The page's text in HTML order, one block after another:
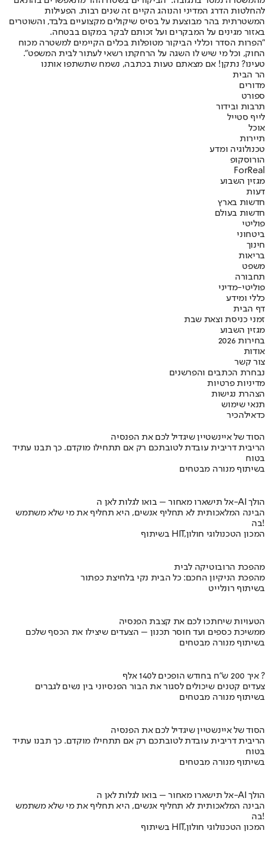
להחלטות הדרג המדיני והנוהג הקיים זה שנים רבות. הפעילות
המשטרתית בהר מבוצעת על בסיס שיקולים מקצועיים בלבד, והשוטרים
באזור מגינים על המבקרים ועל זכותם לבקר במקום בבטחה.
"הפרות הסדר וכללי הביקור מטופלות בכלים הקיימים למשטרה מכוח
החוק, וכל מי שיש לו השגה על הרחקתו רשאי לעתור לבית המשפט"
.
טעינו? נתקן! אם מצאתם טעות בכתבה, נשמח שתשתפו אותנו
הר הבית
מדורים
ספורט
תרבות ובידור
לייף סטייל
אוכל
תיירות
טכנולוגיה ומדע
הורוסקופ
ForReal
מגזין השבוע
דעות
חדשות בארץ
חדשות בעולם
פוליטי
ביטחוני
חינוך
בריאות
משפט
תחבורה
פוליטי-מדיני
כללי ומידע
דף הבית
זמני כניסת וצאת שבת
מגזין השבוע
בחירות 2026
אודות
צור קשר
נבחרת הכתבים והפרשנים
מדיניות פרטיות
הצהרת נגישות
תנאי שימוש
כדאילהכיר
הסוד של איינשטיין שיגדיל לכם את הפנסיה
הריבית דריבית עובדת לטובתכם רק אם תתחילו מוקדם. כך תבנו עתיד
בטוח
בשיתוף מנורה מבטחים
אל תישארו מאחור – בואו לגלות לאן ה-AI הולך
הבינה המלאכותית לא תחליף אנשים, היא תחליף את מי שלא משתמש
בה!
בשיתוף HIT,המכון הטכנולוגי חולון
מהפכת הרובוטיקה לבית
מהפכת הניקיון החכם: כל הבית נקי בלחיצת כפתור
בשיתוף רונלייט
הטעויות שיחתכו לכם את קצבת הפנסיה
ממשיכת כספים ועד חוסר תכנון – הצעדים שיצילו את הכסף שלכם
בשיתוף מנורה מבטחים
איך 200 ש"ח בחודש הופכים ל140 אלף ?
צעדים קטנים שיכולים לסגור את הבור הפנסיוני בין נשים לגברים
בשיתוף מנורה מבטחים
הסוד של איינשטיין שיגדיל לכם את הפנסיה
הריבית דריבית עובדת לטובתכם רק אם תתחילו מוקדם. כך תבנו עתיד
בטוח
בשיתוף מנורה מבטחים
אל תישארו מאחור – בואו לגלות לאן ה-AI הולך
הבינה המלאכותית לא תחליף אנשים, היא תחליף את מי שלא משתמש
בה!
בשיתוף HIT,המכון הטכנולוגי חולון